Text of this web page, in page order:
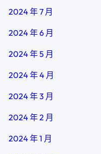
2024 年 7 月
2024 年 6 月
2024 年 5 月
2024 年 4 月
2024 年 3 月
2024 年 2 月
2024 年 1 月